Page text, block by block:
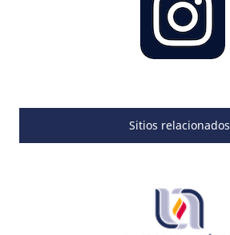
Sitios relacionados